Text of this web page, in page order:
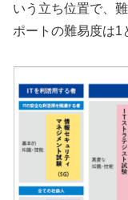
いう立ち位置で、
ポートの難易度は1